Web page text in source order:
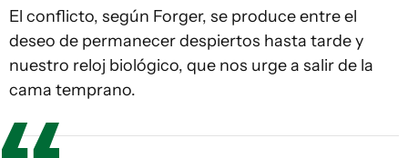
El conflicto, según Forger, se produce entre el
deseo de permanecer despiertos hasta tarde y
nuestro reloj biológico, que nos urge a salir de la
cama temprano.